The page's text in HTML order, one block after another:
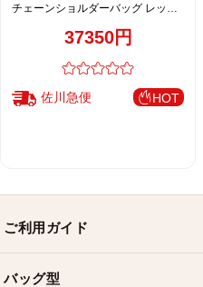
チェーンショルダーバッグ レッド
37350円
佐川急便 HOT
ご利用ガイド
バッグ型